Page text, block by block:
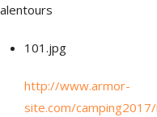
alentours
101.jpg
http://www.armor-
site.com/